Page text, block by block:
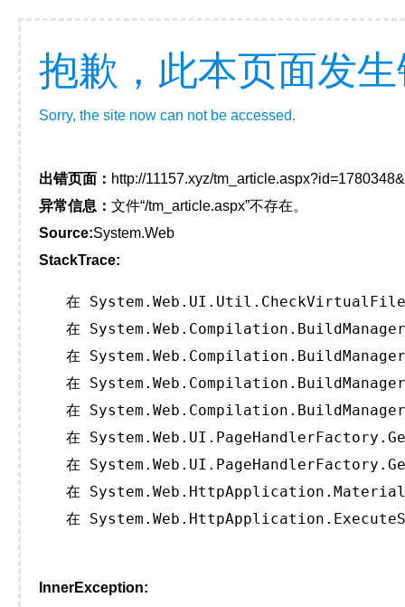
抱歉，此本页面发
Sorry, the site now can not be accessed.
出错页面： http://11157.xyz/
异常信息： 文件“/tm_article.aspx”不存在。
Source:System.Web
StackTrace:
在
在
在
在
在
在
在
在
在
InnerException: